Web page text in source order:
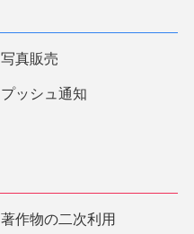
写真販売
プッシュ通知
著作物の二次利用